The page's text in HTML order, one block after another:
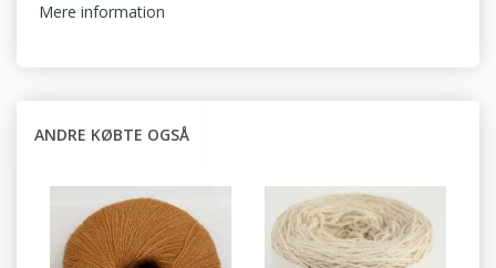
Mere information
ANDRE KØBTE OGSÅ